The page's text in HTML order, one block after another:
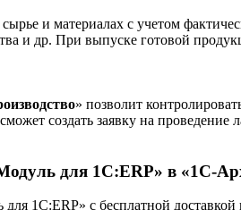
и материалах с учетом
и др. При выпуске готовой
» позволит
создать заявку на проведение
для 1С:ERP» в «1С-
1С:ERP» с бесплатной